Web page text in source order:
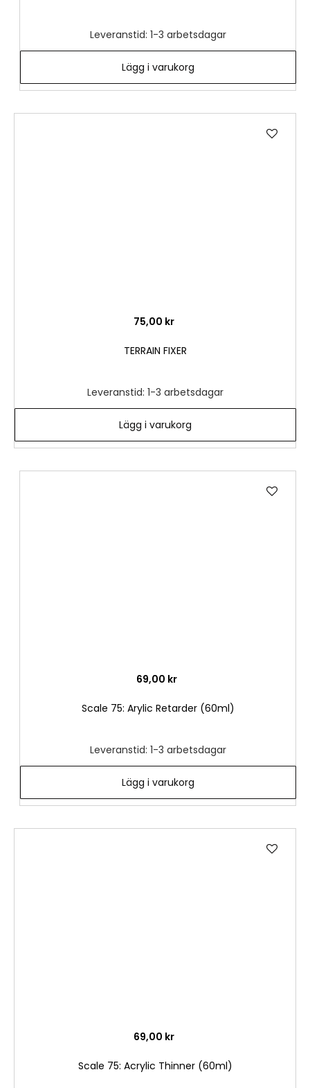
Leveranstid: 1-3 arbetsdagar
Lägg i varukorg
75,00 kr
TERRAIN FIXER
Leveranstid: 1-3 arbetsdagar
Lägg i varukorg
69,00 kr
Scale 75: Arylic Retarder (60ml)
Leveranstid: 1-3 arbetsdagar
Lägg i varukorg
69,00 kr
Scale 75: Acrylic Thinner (60ml)